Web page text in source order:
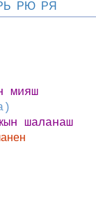
РЮ РЯ
мияш
шаланаш